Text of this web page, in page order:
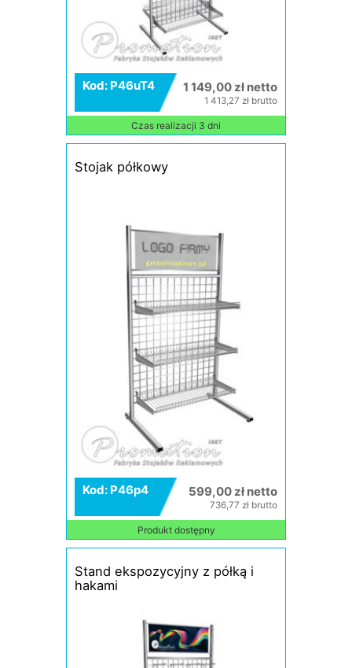
Kod: P46uT4 1 149,00 zł netto
1 413,27 zł brutto
Czas realizacji 3 dni
Stojak półkowy
Kod: P46p4 599,00 zł netto
736,77 zł brutto
Produkt dostępny
Stand ekspozycyjny z półką i
hakami